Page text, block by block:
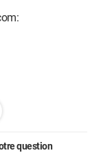
question